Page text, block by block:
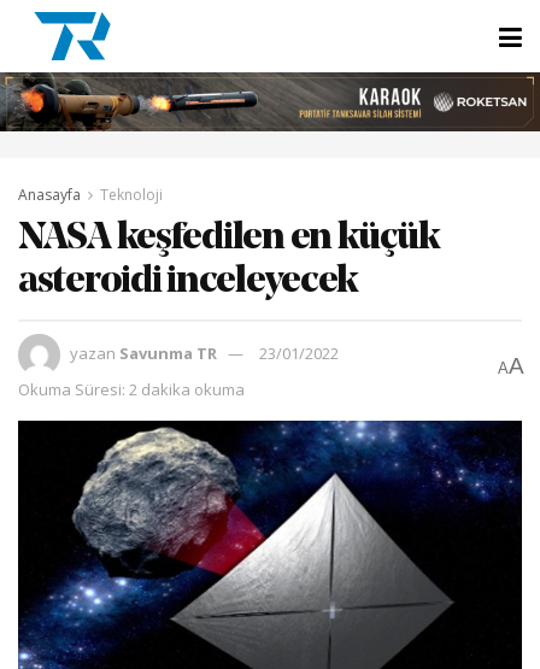
Anasayfa Teknoloji
NASA keşfedilen en küçük
asteroidi inceleyecek
yazan Savunma TR
23/01/2022
Okuma Süresi: 2 dakika okuma
AA